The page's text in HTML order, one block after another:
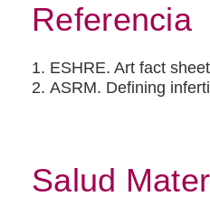
Referencia
ESHRE. Art fact
ASRM. Defining
Salud